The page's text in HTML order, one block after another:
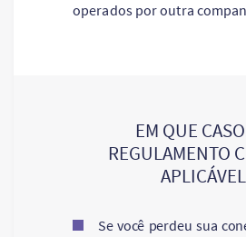
operados por outra
EM QUE
REGULAMENTO
APLICÁVEL
Se você perdeu sua